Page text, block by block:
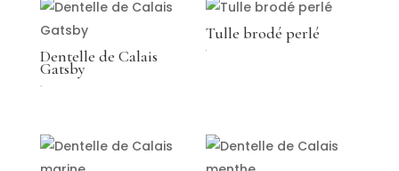
Dentelle de Calais
Gatsby
Tulle brodé perlé